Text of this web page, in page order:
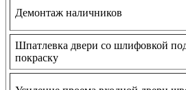
Демонтаж наличников
Шпатлевка двери со шлифовкой
покраску